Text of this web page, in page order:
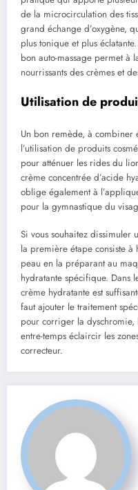
de la microcirculation des
grand échange d’oxygène,
plus tonique et plus
bon auto-massage permet
nourrissants des crèmes et
Utilisation de
Un bon remède, à combiner
l’utilisation de produits
pour atténuer les rides du
crème concentrée d’acide
oblige également à
pour la gymnastique du
Si vous souhaitez
la première étape consiste
peau en la préparant au
hydratante spécifique. Dans
crème hydratante est
faut ajouter le traitement
pour corriger la dyschromie,
entre-temps éclaircir les
correcteur.